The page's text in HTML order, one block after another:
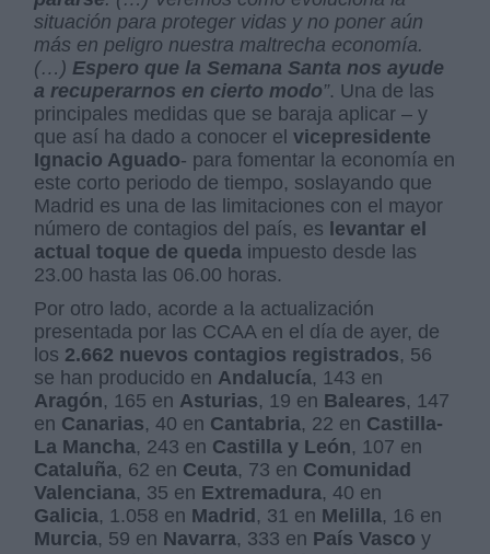
situación para proteger vidas y no poner aún
más en peligro nuestra maltrecha economía.
(…) Espero que la Semana Santa nos ayude
a recuperarnos en cierto modo”. Una de las
principales medidas que se baraja aplicar – y
que así ha dado a conocer elvicepresidente
Ignacio Aguado- para fomentar la economía en
este corto periodo de tiempo, soslayando que
Madrid es una de las limitaciones con el mayor
número de contagios del país, es levantar el
actual toque de queda impuesto desde las
23.00 hasta las 06.00 horas.
Por otro lado, acorde a la actualización
presentada por las CCAA en el día de ayer, de
los 2.662 nuevos contagios registrados, 56
se han producido en Andalucía, 143 en
Aragón, 165 en Asturias, 19 en Baleares, 147
en Canarias, 40 en Cantabria, 22 en Castilla-
La Mancha, 243 en Castilla y León, 107 en
Cataluña, 62 en Ceuta, 73 en Comunidad
Valenciana, 35 en Extremadura, 40 en
Galicia, 1.058 en Madrid, 31 en Melilla, 16 en
Murcia, 59 en Navarra, 333 en País Vasco y